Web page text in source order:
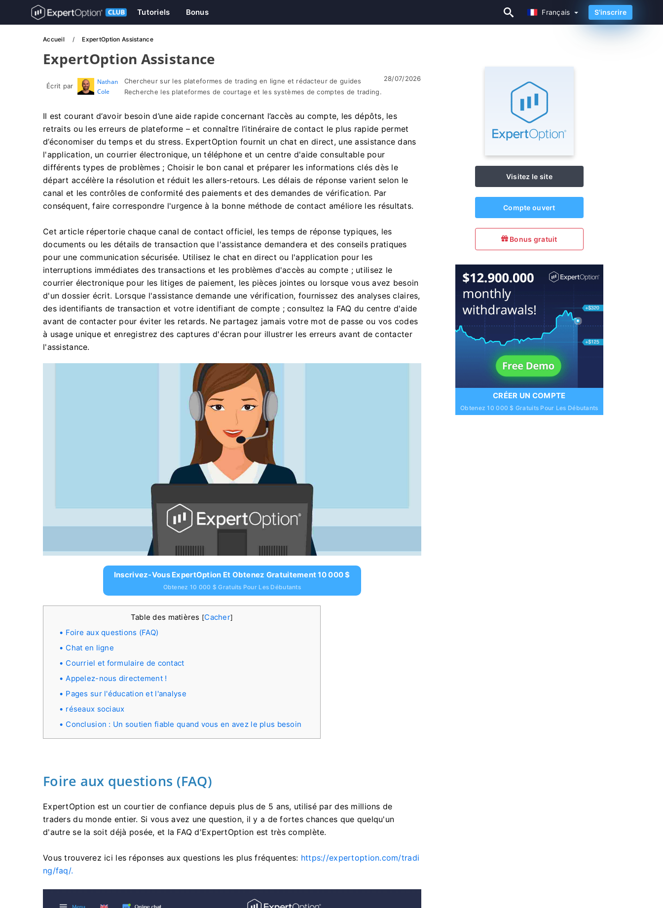
Français
Tutoriels Bonus Français S'inscrire
Accueil ExpertOption Assistance
ExpertOption Assistance
Écrit par
Nathan
Cole
Chercheur sur les plateformes de trading en ligne et rédacteur de guides
Recherche les plateformes de courtage et les systèmes de comptes de trading.
28/07/2026
Il est courant d’avoir besoin d’une aide rapide concernant l’accès au compte, les dépôts, les
retraits ou les erreurs de plateforme – et connaître l’itinéraire de contact le plus rapide permet
d’économiser du temps et du stress. ExpertOption fournit un chat en direct, une assistance dans
l'application, un courrier électronique, un téléphone et un centre d'aide consultable pour
différents types de problèmes ; Choisir le bon canal et préparer les informations clés dès le
départ accélère la résolution et réduit les allers-retours. Les délais de réponse varient selon le
canal et les contrôles de conformité des paiements et des demandes de vérification. Par
conséquent, faire correspondre l'urgence à la bonne méthode de contact améliore les résultats.
Cet article répertorie chaque canal de contact officiel, les temps de réponse typiques, les
documents ou les détails de transaction que l'assistance demandera et des conseils pratiques
pour une communication sécurisée. Utilisez le chat en direct ou l'application pour les
interruptions immédiates des transactions et les problèmes d'accès au compte ; utilisez le
courrier électronique pour les litiges de paiement, les pièces jointes ou lorsque vous avez besoin
d'un dossier écrit. Lorsque l'assistance demande une vérification, fournissez des analyses claires,
des identifiants de transaction et votre identifiant de compte ; consultez la FAQ du centre d'aide
avant de contacter pour éviter les retards. Ne partagez jamais votre mot de passe ou vos codes
à usage unique et enregistrez des captures d'écran pour illustrer les erreurs avant de contacter
l'assistance.
Inscrivez-Vous ExpertOption Et Obtenez Gratuitement 10 000 $
Obtenez 10 000 $ Gratuits Pour Les Débutants
Table des matières [Cacher]
Foire aux questions (FAQ)
Chat en ligne
Courriel et formulaire de contact
Appelez-nous directement !
Pages sur l'éducation et l'analyse
réseaux sociaux
Conclusion : Un soutien fiable quand vous en avez le plus besoin
Foire aux questions (FAQ)
ExpertOption est un courtier de confiance depuis plus de 5 ans, utilisé par des millions de
traders du monde entier. Si vous avez une question, il y a de fortes chances que quelqu'un
d'autre se la soit déjà posée, et la FAQ d'ExpertOption est très complète.
Vous trouverez ici les réponses aux questions les plus fréquentes: https://expertoption.com/tradi
ng/faq/.
Visitez le site
Compte ouvert
Bonus gratuit
CRÉER UN COMPTE
Obtenez 10 000 $ Gratuits Pour Les Débutants